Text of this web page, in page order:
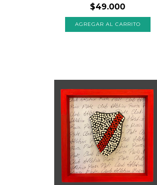
$49.000
AGREGAR AL CARRITO